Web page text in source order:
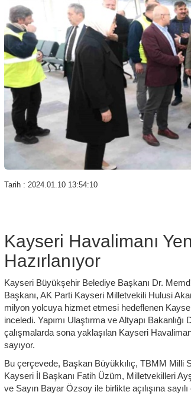
Tarih : 2024.01.10 13:54:10
Kayseri Havalimanı
Hazırlanıyor
Kayseri Büyükşehir Belediye Başkanı Dr.
Başkanı, AK Parti Kayseri Milletvekili Hulusi
milyon yolcuya hizmet etmesi hedeflenen
inceledi. Yapımı Ulaştırma ve Altyapı
çalışmalarda sona yaklaşılan Kayseri
sayıyor.
Bu çerçevede, Başkan Büyükkılıç, TBMM Milli
Kayseri İl Başkanı Fatih Üzüm, Milletvekilleri
ve Sayın Bayar Özsoy ile birlikte açılışına